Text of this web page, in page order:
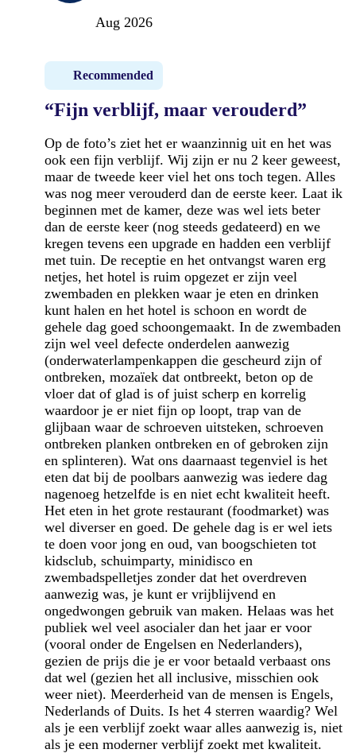
Aug 2026
Recommended
“Fijn verblijf, maar verouderd”
Op de foto’s ziet het er waanzinnig uit en het was
ook een fijn verblijf. Wij zijn er nu 2 keer geweest,
maar de tweede keer viel het ons toch tegen. Alles
was nog meer verouderd dan de eerste keer. Laat ik
beginnen met de kamer, deze was wel iets beter
dan de eerste keer (nog steeds gedateerd) en we
kregen tevens een upgrade en hadden een verblijf
met tuin. De receptie en het ontvangst waren erg
netjes, het hotel is ruim opgezet er zijn veel
zwembaden en plekken waar je eten en drinken
kunt halen en het hotel is schoon en wordt de
gehele dag goed schoongemaakt. In de zwembaden
zijn wel veel defecte onderdelen aanwezig
(onderwaterlampenkappen die gescheurd zijn of
ontbreken, mozaïek dat ontbreekt, beton op de
vloer dat of glad is of juist scherp en korrelig
waardoor je er niet fijn op loopt, trap van de
glijbaan waar de schroeven uitsteken, schroeven
ontbreken planken ontbreken en of gebroken zijn
en splinteren). Wat ons daarnaast tegenviel is het
eten dat bij de poolbars aanwezig was iedere dag
nagenoeg hetzelfde is en niet echt kwaliteit heeft.
Het eten in het grote restaurant (foodmarket) was
wel diverser en goed. De gehele dag is er wel iets
te doen voor jong en oud, van boogschieten tot
kidsclub, schuimparty, minidisco en
zwembadspelletjes zonder dat het overdreven
aanwezig was, je kunt er vrijblijvend en
ongedwongen gebruik van maken. Helaas was het
publiek wel veel asocialer dan het jaar er voor
(vooral onder de Engelsen en Nederlanders),
gezien de prijs die je er voor betaald verbaast ons
dat wel (gezien het all inclusive, misschien ook
weer niet). Meerderheid van de mensen is Engels,
Nederlands of Duits. Is het 4 sterren waardig? Wel
als je een verblijf zoekt waar alles aanwezig is, niet
als je een moderner verblijf zoekt met kwaliteit.